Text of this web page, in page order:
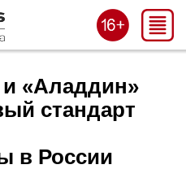
и «Аладдин»
стандарт
в России